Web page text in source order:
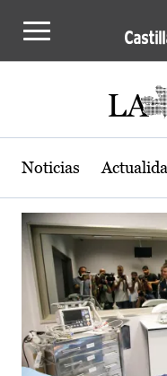
Actualidad de
Noticias